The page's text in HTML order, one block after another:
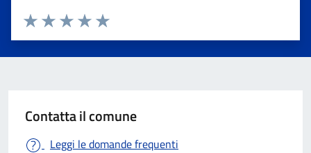
Valuta 5 stelle su 5
Valuta 4 stelle su 5
Valuta 3 stelle su 5
Valuta 2 stelle su 5
Valuta 1 stelle su 5
Contatta il comune
Leggi le domande frequenti